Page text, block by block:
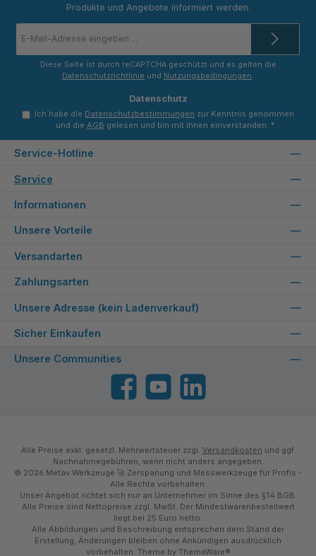
Produkte und Angebote informiert werden.
Mail-
*
Diese Seite ist durch reCAPTCHA geschützt und es gelten die
Datenschutzrichtlinie und Nutzungsbedingungen.
Datenschutz
Ich habe die Datenschutzbestimmungen zur Kenntnis genommen
und die AGB gelesen und bin mit ihnen einverstanden. *
Service-Hotline
Service
Informationen
Unsere Vorteile
Versandarten
Zahlungsarten
Unsere Adresse (kein Ladenverkauf)
Sicher Einkaufen
Unsere Communities
FacebookYouTube
Alle Preise exkl. gesetzl. Mehrwertsteuer zzgl. Versandkosten und ggf.
Nachnahmegebühren, wenn nicht anders angegeben.
© 2026 Metav Werkzeuge 🚀 Zerspanung und Messwerkzeuge für Profis -
Alle Rechte vorbehalten.
Unser Angebot richtet sich nur an Unternehmer im Sinne des §14 BGB.
Alle Preise sind Nettopreise zzgl. MwSt. Der Mindestwarenbestellwert
liegt bei 25 Euro netto.
Alle Abbildungen und Beschreibung entsprechen dem Stand der
Erstellung, Änderungen bleiben ohne Ankündigen ausdrücklich
vorbehalten. Theme by ThemeWare®